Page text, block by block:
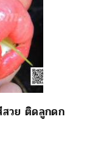
วย ติดลูกดก